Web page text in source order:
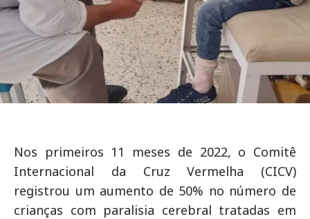
Nos primeiros 11 meses de 2022, o Comitê
Internacional da Cruz Vermelha (CICV)
registrou um aumento de 50% no número de
crianças com paralisia cerebral tratadas em